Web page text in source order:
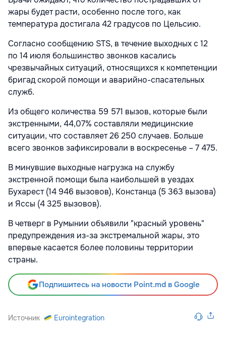
жары будет расти, особенно после того, как
температура достигала 42 градусов по Цельсию.
Согласно сообщению STS, в течение выходных с 12
по 14 июля большинство звонков касались
чрезвычайных ситуаций, относящихся к компетенции
бригад скорой помощи и аварийно-спасательных
служб.
Из общего количества 59 571 вызов, которые были
экстренными, 44,07% составляли медицинские
ситуации, что составляет 26 250 случаев. Больше
всего звонков зафиксировали в воскресенье – 7 475.
В минувшие выходные нагрузка на службу
экстренной помощи была наибольшей в уездах
Бухарест (14 946 вызовов), Констанца (5 363 вызова)
и Яссы (4 325 вызовов).
В четверг в Румынии объявили "красный уровень"
предупреждения из-за экстремальной жары, это
впервые касается более половины территории
страны.
Подпишитесь на новости Point.md в Google
Источник Eurointegration